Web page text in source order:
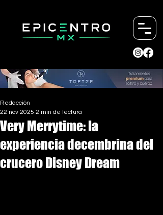
Very Merrytime: la
experiencia decembrina del
crucero Disney Dream
Redacción
22 nov 2025 2 min de lectura